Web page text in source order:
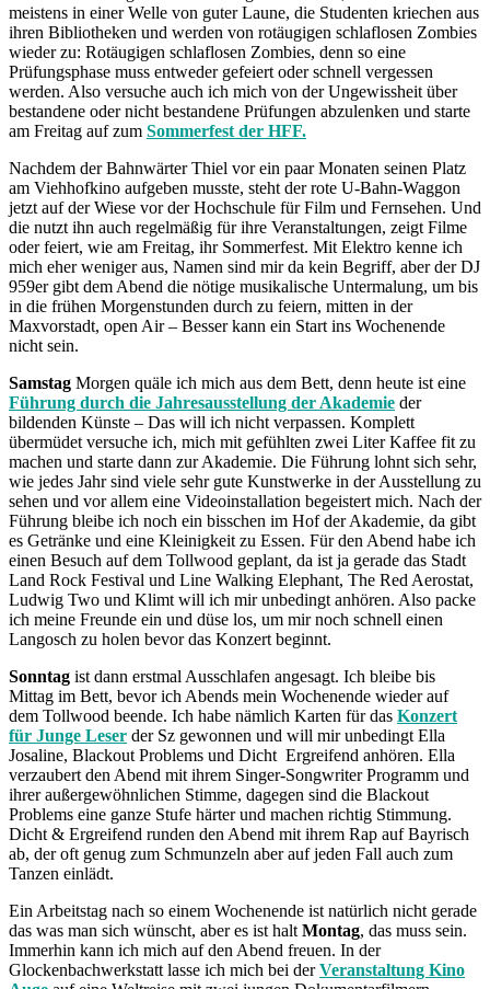
meistens in einer Welle von guter Laune, die Studenten kriechen aus
ihren Bibliotheken und werden von rotäugigen schlaflosen Zombies
wieder zu: Rotäugigen schlaflosen Zombies, denn so eine
Prüfungsphase muss entweder gefeiert oder schnell vergessen
werden. Also versuche auch ich mich von der Ungewissheit über
bestandene oder nicht bestandene Prüfungen abzulenken und starte
am Freitag auf zum Sommerfest der HFF.
Nachdem der Bahnwärter Thiel vor ein paar Monaten seinen Platz
am Viehhofkino aufgeben musste, steht der rote U-Bahn-Waggon
jetzt auf der Wiese vor der Hochschule für Film und Fernsehen. Und
die nutzt ihn auch regelmäßig für ihre Veranstaltungen, zeigt Filme
oder feiert, wie am Freitag, ihr Sommerfest. Mit Elektro kenne ich
mich eher weniger aus, Namen sind mir da kein Begriff, aber der DJ
959er gibt dem Abend die nötige musikalische Untermalung, um bis
in die frühen Morgenstunden durch zu feiern, mitten in der
Maxvorstadt, open Air – Besser kann ein Start ins Wochenende
nicht sein.
Samstag Morgen quäle ich mich aus dem Bett, denn heute ist eine
Führung durch die Jahresausstellung der Akademie der
bildenden Künste – Das will ich nicht verpassen. Komplett
übermüdet versuche ich, mich mit gefühlten zwei Liter Kaffee fit zu
machen und starte dann zur Akademie. Die Führung lohnt sich sehr,
wie jedes Jahr sind viele sehr gute Kunstwerke in der Ausstellung zu
sehen und vor allem eine Videoinstallation begeistert mich. Nach der
Führung bleibe ich noch ein bisschen im Hof der Akademie, da gibt
es Getränke und eine Kleinigkeit zu Essen. Für den Abend habe ich
einen Besuch auf dem Tollwood geplant, da ist ja gerade das Stadt
Land Rock Festival und Line Walking Elephant, The Red Aerostat,
Ludwig Two und Klimt will ich mir unbedingt anhören. Also packe
ich meine Freunde ein und düse los, um mir noch schnell einen
Langosch zu holen bevor das Konzert beginnt.
Sonntag ist dann erstmal Ausschlafen angesagt. Ich bleibe bis
Mittag im Bett, bevor ich Abends mein Wochenende wieder auf
dem Tollwood beende. Ich habe nämlich Karten für das Konzert
für Junge Leser der Sz gewonnen und will mir unbedingt Ella
Josaline, Blackout Problems und Dicht Ergreifend anhören. Ella
verzaubert den Abend mit ihrem Singer-Songwriter Programm und
ihrer außergewöhnlichen Stimme, dagegen sind die Blackout
Problems eine ganze Stufe härter und machen richtig Stimmung.
Dicht & Ergreifend runden den Abend mit ihrem Rap auf Bayrisch
ab, der oft genug zum Schmunzeln aber auf jeden Fall auch zum
Tanzen einlädt.
Ein Arbeitstag nach so einem Wochenende ist natürlich nicht gerade
das was man sich wünscht, aber es ist halt Montag, das muss sein.
Immerhin kann ich mich auf den Abend freuen. In der
Glockenbachwerkstatt lasse ich mich bei derVeranstaltung Kino